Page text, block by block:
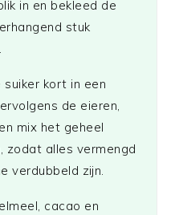
in en bekleed de
stuk
kort in een
de eieren,
mix het geheel
zodat alles vermengd
verdubbeld zijn.
cacao en